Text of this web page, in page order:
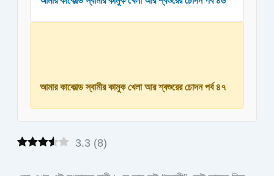
আমার কাকোল্ড স্বামীর কামুক খেলা আর শ্বশুরের চোদন পর্ব ৪৭
3.3 (8)